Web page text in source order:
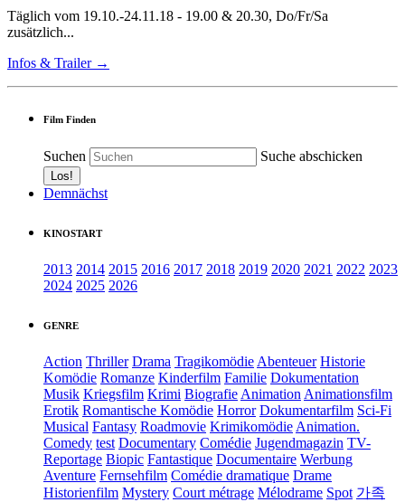
Täglich vom 19.10.-24.11.18 - 19.00 & 20.30, Do/Fr/Sa
zusätzlich...
Infos & Trailer →
Film Finden
Suchen Suche abschicken
Demnächst
KINOSTART
2013 2014 2015 2016 2017 2018 2019 2020 2021 2022 2023
2024 2025 2026
GENRE
Action Thriller Drama Tragikomödie Abenteuer Historie
Komödie Romanze Kinderfilm Familie Dokumentation
Musik Kriegsfilm Krimi Biografie Animation Animationsfilm
Erotik Romantische Komödie Horror Dokumentarfilm Sci-Fi
Musical Fantasy Roadmovie Krimikomödie Animation.
Comedy test Documentary Comédie Jugendmagazin TV-
Reportage Biopic Fantastique Documentaire Werbung
Aventure Fernsehfilm Comédie dramatique Drame
Historienfilm Mystery Court métrage Mélodrame Spot 가족